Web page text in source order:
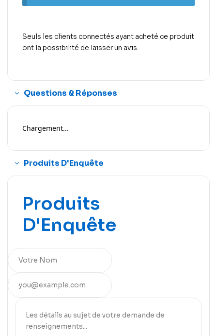
Seuls les clients connectés ayant acheté ce produit
ont la possibilité de laisser un avis.
Questions & Réponses
Chargement...
Produits D'Enquête
Produits
D'Enquête